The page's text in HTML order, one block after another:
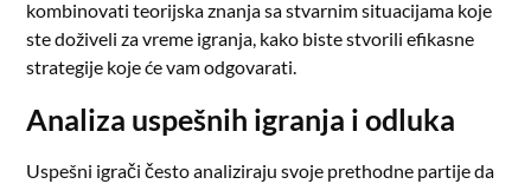
kombinovati teorijska znanja sa stvarnim situacijama koje
ste doživeli za vreme igranja, kako biste stvorili efikasne
strategije koje će vam odgovarati.
Analiza uspešnih igranja i odluka
Uspešni igrači često analiziraju svoje prethodne partije da